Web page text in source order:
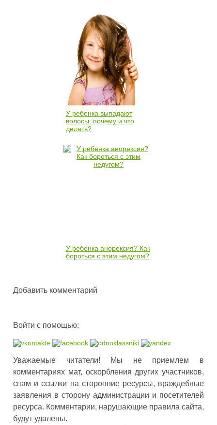
У ребенка выпадают
волосы: почему и что
делать?
У ребенка анорексия? Как
бороться с этим недугом?
Добавить комментарий
Войти с помощью:
Уважаемые читатели! Мы не приемлем в
комментариях мат, оскорбления других участников,
спам и ссылки на сторонние ресурсы, враждебные
заявления в сторону администрации и посетителей
ресурса. Комментарии, нарушающие правила сайта,
будут удалены.